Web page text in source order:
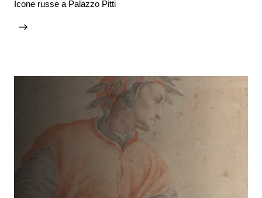
Icone russe a Palazzo Pitti